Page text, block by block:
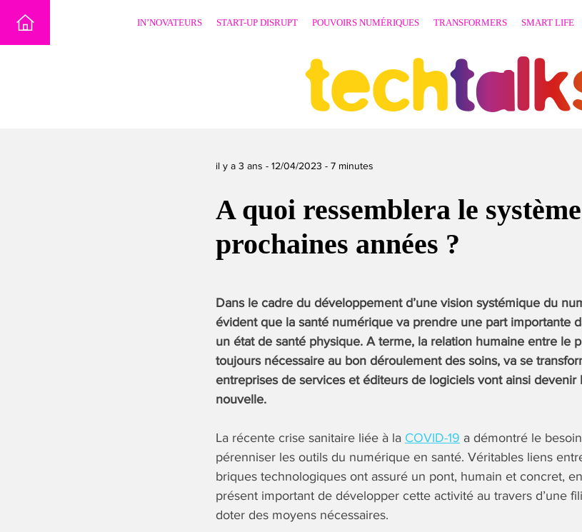
IN’NOVATEURS START-UP DISRUPT POUVOIRS NUMÉRIQUES TRANSFORMERS SMART LIFE
il y a 3 ans - 12/04/2023 - 7 minutes
A quoi ressemblera le
prochaines années ?
Dans le cadre du développement d’une vision systémique du
évident que la santé numérique va prendre une part importante
un état de santé physique. A terme, la relation humaine entre le
toujours nécessaire au bon déroulement des soins, va se
entreprises de services et éditeurs de logiciels vont ainsi
nouvelle.
La récente crise sanitaire liée à la COVID-19 a démontré le
pérenniser les outils du numérique en santé. Véritables liens
briques technologiques ont assuré un pont, humain et concret,
présent important de développer cette activité au travers d’une
doter des moyens nécessaires.